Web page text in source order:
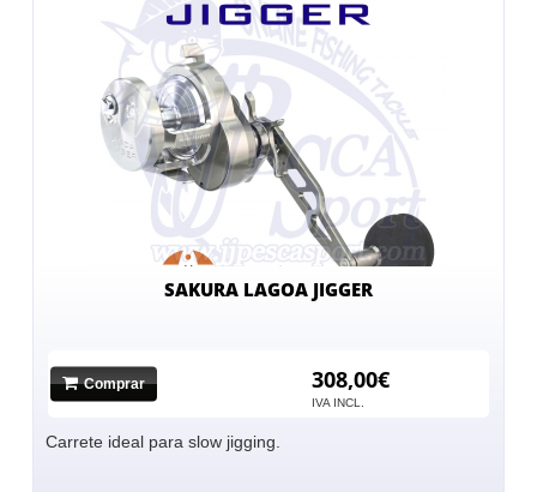
SAKURA LAGOA JIGGER
Comprar 308,00€
IVA INCL.
Carrete ideal para slow jigging.